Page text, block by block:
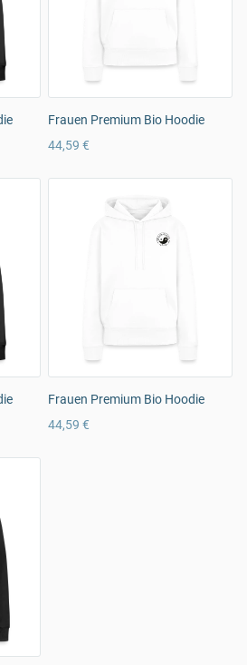
Frauen Premium Bio Hoodie
44,59 €
Frauen Premium Bio Hoodie
44,59 €